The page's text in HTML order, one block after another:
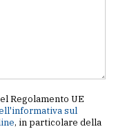
Regolamento UE
sul
, in particolare della